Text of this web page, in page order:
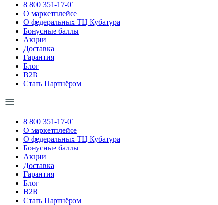
8 800 351-17-01
О маркетплейсе
О федеральных ТЦ Кубатура
Бонусные баллы
Акции
Доставка
Гарантия
Блог
B2B
Стать Партнёром
8 800 351-17-01
О маркетплейсе
О федеральных ТЦ Кубатура
Бонусные баллы
Акции
Доставка
Гарантия
Блог
B2B
Стать Партнёром